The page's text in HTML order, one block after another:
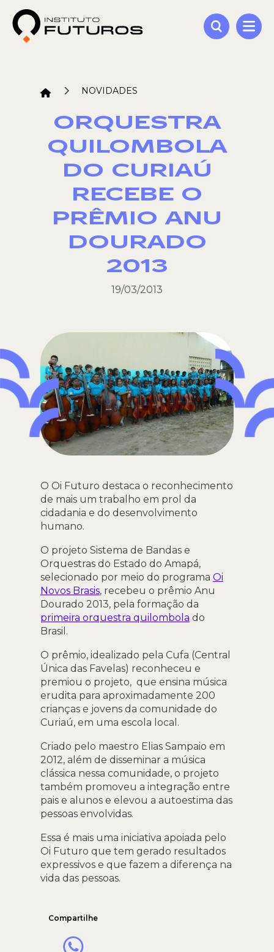
NOVIDADES
ORQUESTRA
QUILOMBOLA
DO CURIAÚ
RECEBE O
PRÊMIO ANU
DOURADO
2013
19/03/2013
O Oi Futuro destaca o reconhecimento
de mais um trabalho em prol da
cidadania e do desenvolvimento
humano.
O projeto Sistema de Bandas e
Orquestras do Estado do Amapá,
selecionado por meio do programa Oi
Novos Brasis, recebeu o prêmio Anu
Dourado 2013, pela formação da
primeira orquestra quilombola do
Brasil.
O prêmio, idealizado pela Cufa (Central
Única das Favelas) reconheceu e
premiou o projeto, que ensina música
erudita para aproximadamente 200
crianças e jovens da comunidade do
Curiaú, em uma escola local.
Criado pelo maestro Elias Sampaio em
2012, além de disseminar a música
clássica nessa comunidade, o projeto
também promoveu a integração entre
pais e alunos e elevou a autoestima das
pessoas envolvidas.
Essa é mais uma iniciativa apoiada pelo
Oi Futuro que tem gerado resultados
expressivos e que fazem a diferença na
vida das pessoas.
Compartilhe